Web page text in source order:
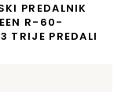
PREDALNIK
R-60-
TRIJE PREDALI